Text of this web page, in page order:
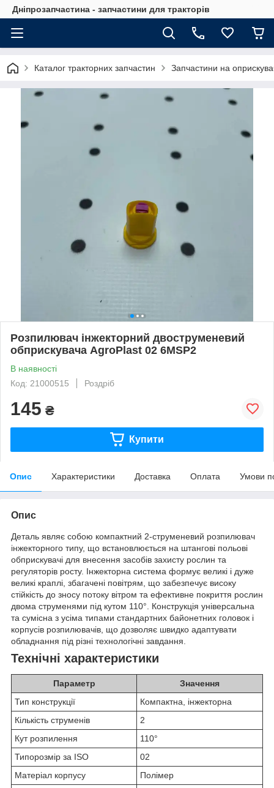
Дніпрозапчастина - запчастини для тракторів
Каталог тракторних запчастин Запчастини на
Розпилювач інжекторний двоструменевий
обприскувача AgroPlast 02 6MSP2
В наявності
Код: 21000515
Роздріб
145 ₴
Купити
Опис Характеристики Доставка Оплата Умови
Опис
Деталь являє собою компактний 2-струменевий розпилювач
інжекторного типу, що встановлюється на штангові польові
обприскувачі для внесення засобів захисту рослин та
регуляторів росту. Інжекторна система формує великі і дуже
великі краплі, збагачені повітрям, що забезпечує високу
стійкість до зносу потоку вітром та ефективне покриття рослин
двома струменями під кутом 110°. Конструкція універсальна
та сумісна з усіма типами стандартних байонетних головок і
корпусів розпилювачів, що дозволяє швидко адаптувати
обладнання під різні технологічні завдання.
Технічні характеристики
Параметр
Значення
Тип конструкції
Компактна, інжекторна
Кількість струменів
2
Кут розпилення
110°
Типорозмір за ISO
02
Матеріал корпусу
Полімер